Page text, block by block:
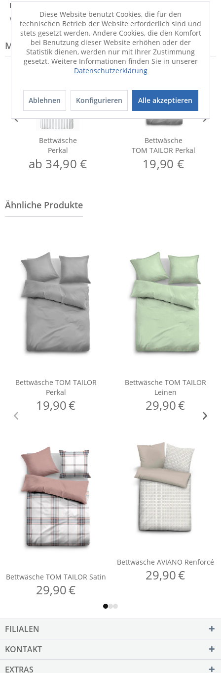
Hersteller
Weitere Informationen zum Hersteller...
Modell-Familie: PERKAL
Bettwäsche
Perkal
ab 34,90 €
Bettwäsche
TOM TAILOR Perkal
19,90 €
FILIALEN
KONTAKT
EXTRAS
Diese Website benutzt Cookies, die für den
technischen Betrieb der Website erforderlich sind und
stets gesetzt werden. Andere Cookies, die den Komfort
bei Benutzung dieser Website erhöhen oder der
Statistik dienen, werden nur mit Ihrer Zustimmung
gesetzt. Weitere Informationen finden Sie in unserer
Datenschutzerklärung
Ablehnen Konfigurieren Alle akzeptieren